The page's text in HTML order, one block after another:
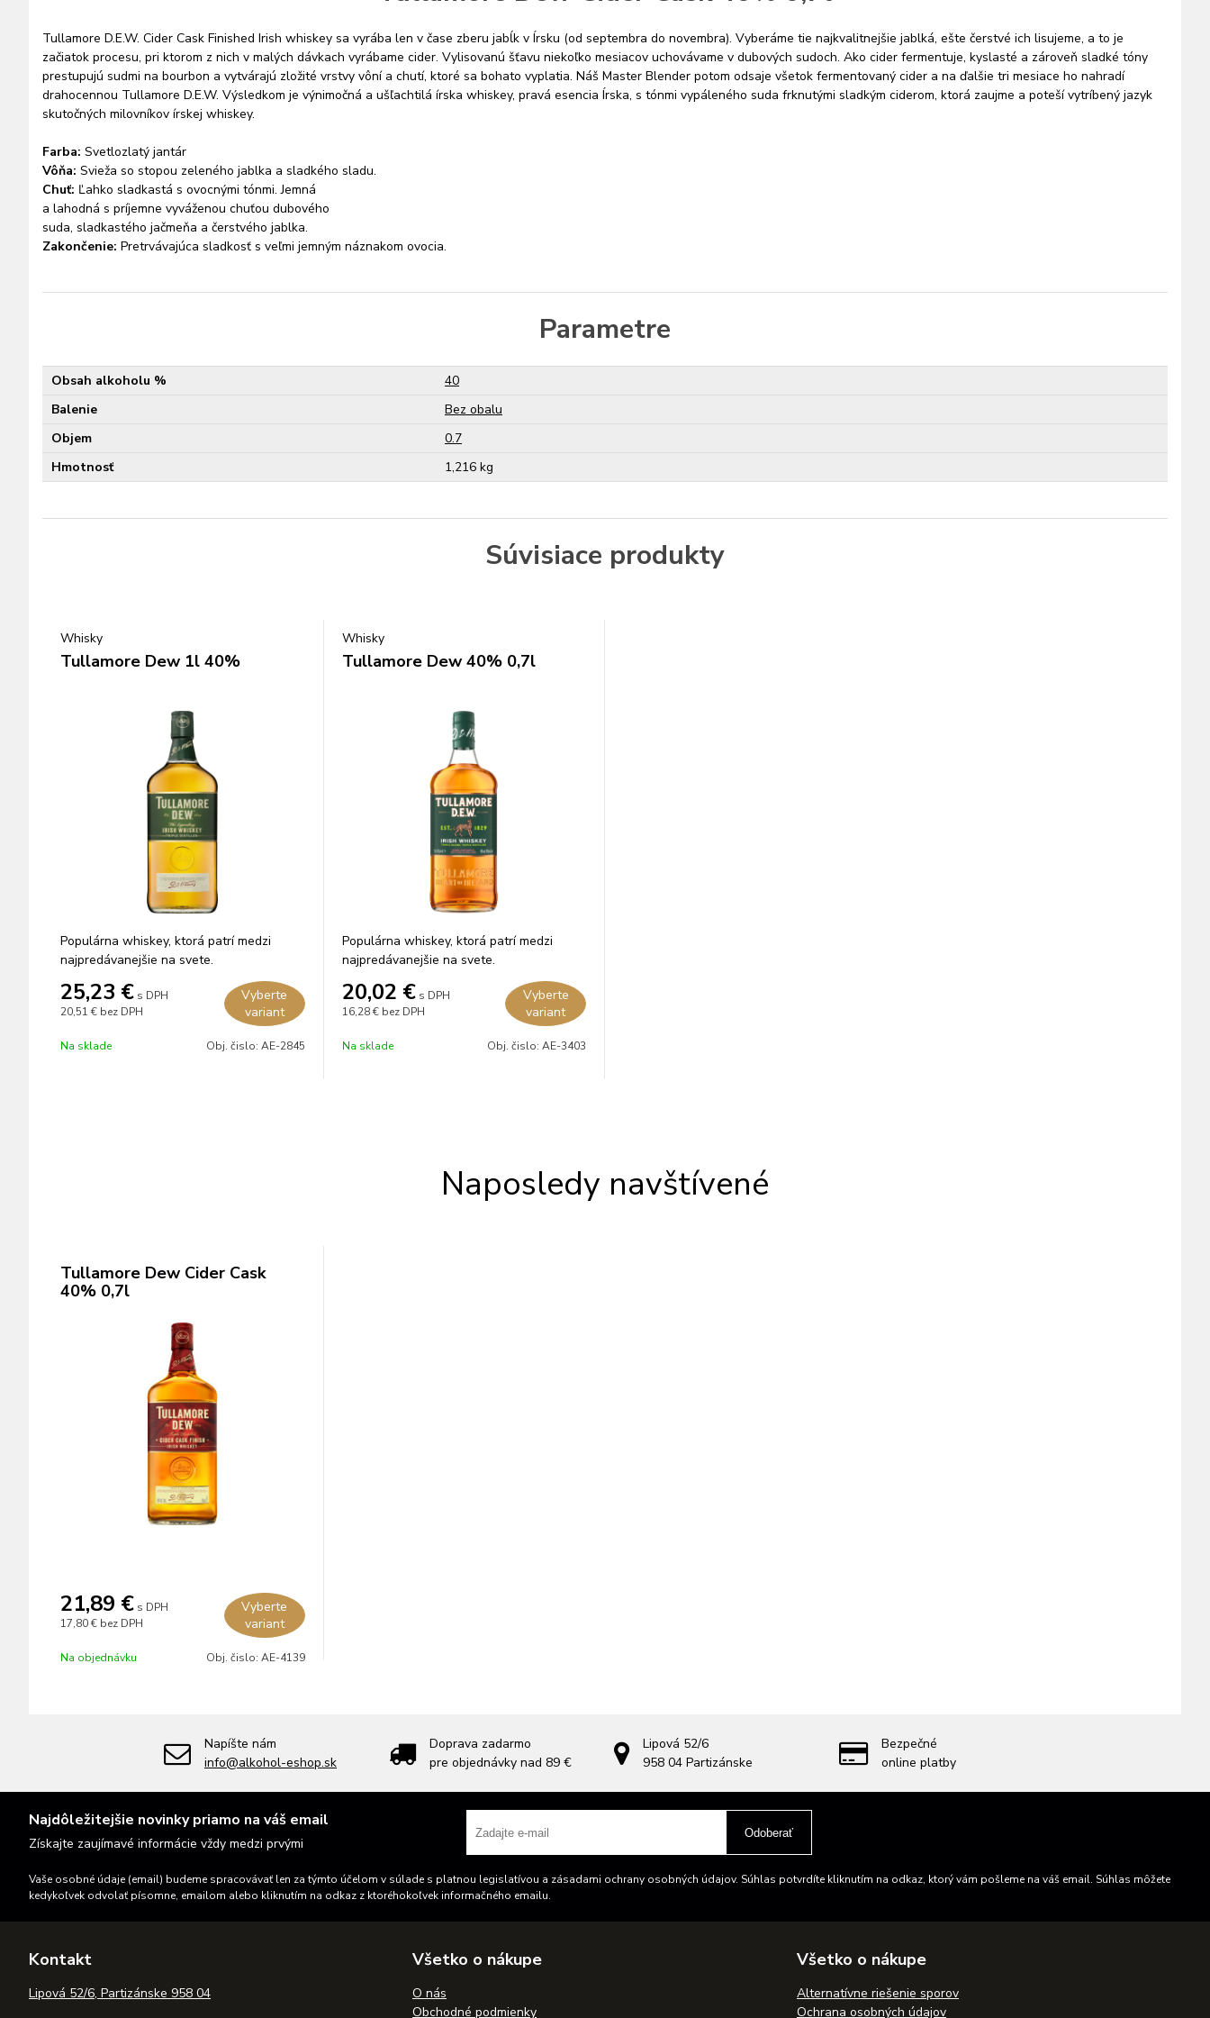
Tullamore D.E.W. Cider Cask Finished Irish whiskey sa vyrába len v čase zberu jabĺk v Írsku (od septembra do novembra). Vyberáme tie najkvalitnejšie jablká, ešte čerstvé ich lisujeme, a to je
začiatok procesu, pri ktorom z nich v malých dávkach vyrábame cider. Vylisovanú šťavu niekoľko mesiacov uchovávame v dubových sudoch. Ako cider fermentuje, kyslasté a zároveň sladké tóny
prestupujú sudmi na bourbon a vytvárajú zložité vrstvy vôní a chutí, ktoré sa bohato vyplatia. Náš Master Blender potom odsaje všetok fermentovaný cider a na ďalšie tri mesiace ho nahradí
drahocennou Tullamore D.E.W. Výsledkom je výnimočná a ušľachtilá írska whiskey, pravá esencia Írska, s tónmi vypáleného suda frknutými sladkým ciderom, ktorá zaujme a poteší vytríbený jazyk
skutočných milovníkov írskej whiskey.
Farba: Svetlozlatý jantár
Vôňa: Svieža so stopou zeleného jablka a sladkého sladu.
Chuť: Ľahko sladkastá s ovocnými tónmi. Jemná
a lahodná s príjemne vyváženou chuťou dubového
suda, sladkastého jačmeňa a čerstvého jablka.
Zakončenie: Pretrvávajúca sladkosť s veľmi jemným náznakom ovocia.
Parametre
Obsah alkoholu %
40
Balenie
Bez obalu
Objem
0.7
Hmotnosť
1,216 kg
Súvisiace produkty
Whisky
Tullamore Dew 1l 40%
Populárna whiskey, ktorá patrí medzi
najpredávanejšie na svete.
25,23 € s DPH
20,51 € bez DPH
Vyberte
variant
Na sklade Obj. čislo: AE-2845
Whisky
Tullamore Dew 40% 0,7l
Populárna whiskey, ktorá patrí medzi
najpredávanejšie na svete.
20,02 € s DPH
16,28 € bez DPH
Vyberte
variant
Na sklade Obj. čislo: AE-3403
Naposledy navštívené
Tullamore Dew Cider Cask
40% 0,7l
21,89 € s DPH
17,80 € bez DPH
Vyberte
variant
Na objednávku Obj. čislo: AE-4139
Napíšte nám
info@alkohol-eshop.sk
Doprava zadarmo
pre objednávky nad 89 €
Lipová 52/6
958 04 Partizánske
Bezpečné
online platby
Najdôležitejšie novinky priamo na váš email
Získajte zaujímavé informácie vždy medzi prvými
Odoberať
Vaše osobné údaje (email) budeme spracovávať len za týmto účelom v súlade s platnou legislatívou a zásadami ochrany osobných údajov. Súhlas potvrdíte kliknutím na odkaz, ktorý vám pošleme na váš email. Súhlas môžete
kedykoľvek odvolať písomne, emailom alebo kliknutím na odkaz z ktoréhokoľvek informačného emailu.
Kontakt
Lipová 52/6, Partizánske 958 04
Všetko o nákupe
O nás
Obchodné podmienky
Všetko o nákupe
Alternatívne riešenie sporov
Ochrana osobných údajov